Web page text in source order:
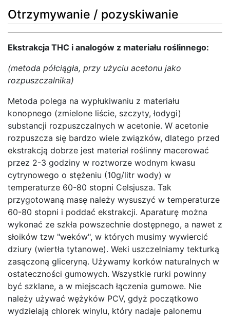
Otrzymywanie / pozyskiwanie
Ekstrakcja THC i analogów z materiału roślinnego:
(metoda półciągła, przy użyciu acetonu jako
rozpuszczalnika)
Metoda polega na wypłukiwaniu z materiału
konopnego (zmielone liście, szczyty, łodygi)
substancji rozpuszczalnych w acetonie. W acetonie
rozpuszcza się bardzo wiele związków, dlatego przed
ekstrakcją dobrze jest materiał roślinny macerować
przez 2-3 godziny w roztworze wodnym kwasu
cytrynowego o stężeniu (10g/litr wody) w
temperaturze 60-80 stopni Celsjusza. Tak
przygotowaną masę należy wysuszyć w temperaturze
60-80 stopni i poddać ekstrakcji. Aparaturę można
wykonać ze szkła powszechnie dostępnego, a nawet z
słoików tzw "weków", w których musimy wywiercić
dziury (wiertła tytanowe). Weki uszczelniamy tekturką
zasączoną gliceryną. Używamy korków naturalnych w
ostateczności gumowych. Wszystkie rurki powinny
być szklane, a w miejscach łączenia gumowe. Nie
należy używać wężyków PCV, gdyż początkowo
wydzielają chlorek winylu, który nadaje palonemu